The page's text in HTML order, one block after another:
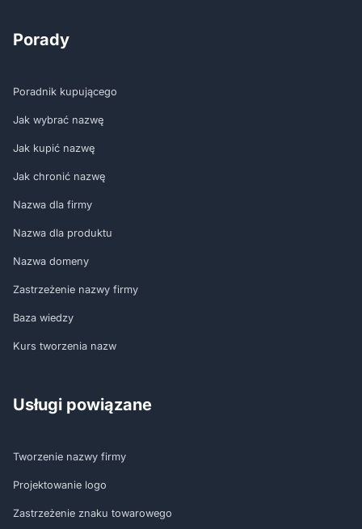
Porady
Poradnik kupującego
Jak wybrać nazwę
Jak kupić nazwę
Jak chronić nazwę
Nazwa dla firmy
Nazwa dla produktu
Nazwa domeny
Zastrzeżenie nazwy firmy
Baza wiedzy
Kurs tworzenia nazw
Usługi powiązane
Tworzenie nazwy firmy
Projektowanie logo
Zastrzeżenie znaku towarowego